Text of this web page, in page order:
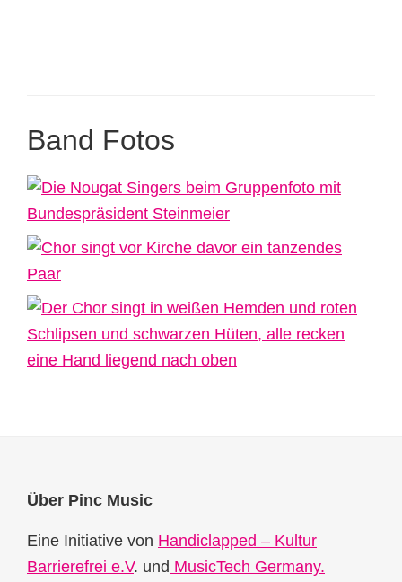
Band Fotos
Footer
Über Pinc Music
Eine Initiative von Handiclapped – Kultur
Barrierefrei e.V. und MusicTech Germany.